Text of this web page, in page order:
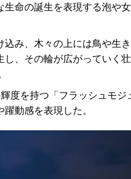
命の誕生を表現する泡や
み、木々の上には鳥や生
、その輪が広がっていく
度を持つ「フラッシュモジ
動感を表現した。